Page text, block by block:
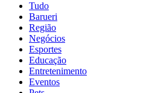
Tudo
Barueri
Região
Negócios
Esportes
Educação
Entretenimento
Eventos